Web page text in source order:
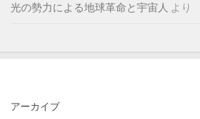
光の勢力による地球革命と宇宙人 より
アーカイブ